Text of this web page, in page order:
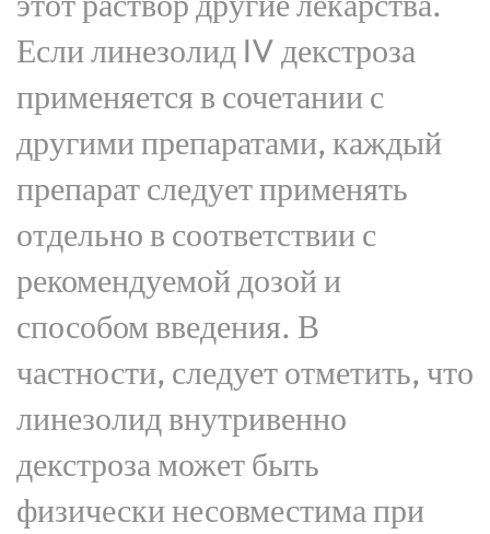
Если линезолид IV декстроза
применяется в сочетании с
другими препаратами, каждый
препарат следует применять
отдельно в соответствии с
рекомендуемой дозой и
способом введения. В
частности, следует отметить, что
линезолид внутривенно
декстроза может быть
физически несовместима при